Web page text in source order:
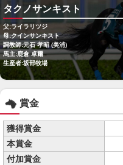
タクノサンキスト
父:ライラリツジ
母:クインサンキスト
調教師:元石 孝昭 (美浦)
馬主:鹿倉 卓爾
生産者:坂部牧場
賞金
獲得賞金
本賞金
付加賞金